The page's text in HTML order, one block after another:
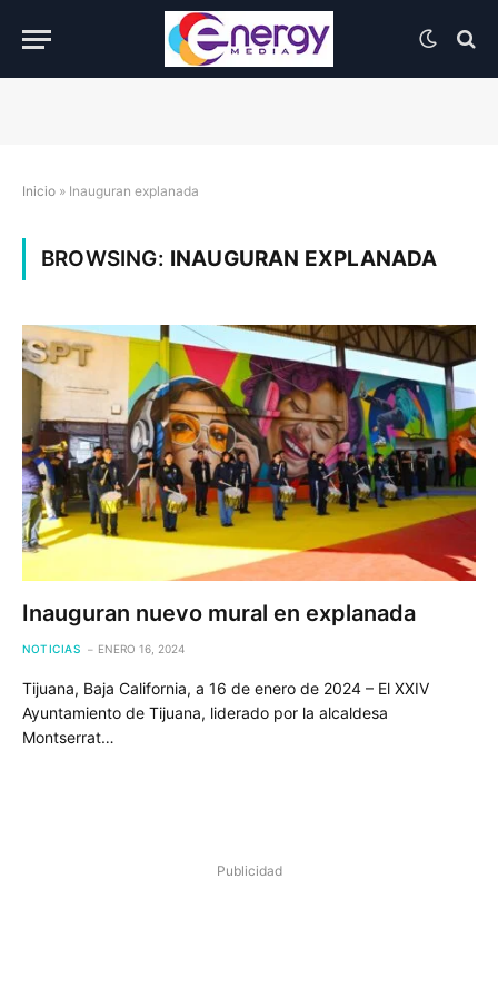
Inicio » Inauguran explanada
BROWSING: INAUGURAN EXPLANADA
Inauguran nuevo mural en explanada
NOTICIAS ENERO 16, 2024
Tijuana, Baja California, a 16 de enero de 2024 – El XXIV
Ayuntamiento de Tijuana, liderado por la alcaldesa
Montserrat…
Publicidad